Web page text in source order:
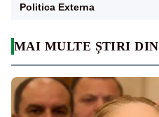
MAI MULTE ȘTIRI DIN
Politica Externa